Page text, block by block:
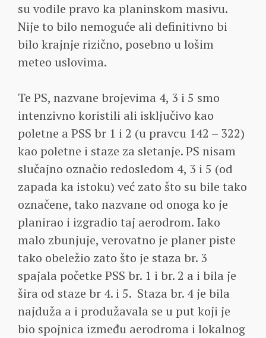
su vodile pravo ka planinskom masivu.
Nije to bilo nemoguće ali definitivno bi
bilo krajnje rizično, posebno u lošim
meteo uslovima.
Te PS, nazvane brojevima 4, 3 i 5 smo
intenzivno koristili ali isključivo kao
poletne a PSS br 1 i 2 (u pravcu 142 – 322)
kao poletne i staze za sletanje. PS nisam
slučajno označio redosledom 4, 3 i 5 (od
zapada ka istoku) već zato što su bile tako
označene, tako nazvane od onoga ko je
planirao i izgradio taj aerodrom. Iako
malo zbunjuje, verovatno je planer piste
tako obeležio zato što je staza br. 3
spajala početke PSS br. 1 i br. 2 a i bila je
šira od staze br 4. i 5. Staza br. 4 je bila
najduža a i produžavala se u put koji je
bio spojnica između aerodroma i lokalnog